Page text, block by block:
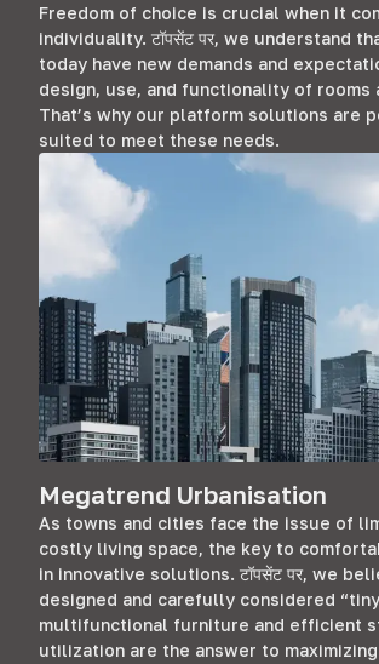
Freedom of choice is crucial when it
individuality. टॉपसेंट पर,we understand
today have new demands and
design, use, and functionality of rooms
That’s why our platform solutions are
suited to meet these needs.
Megatrend Urbanisation
As towns and cities face the issue of
costly living space, the key to
in innovative solutions. टॉपसेंट पर,we
designed and carefully considered
multifunctional furniture and efficient
utilization are the answer to